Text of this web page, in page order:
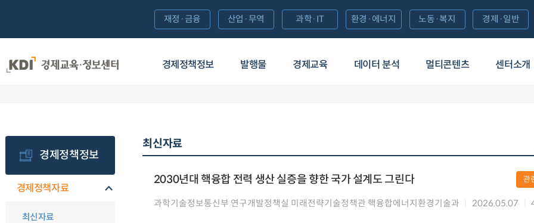
경제정책정보 발행물 경제교육 데이터 분석 멀티콘텐츠 센터소개
재정·금융 산업·무역 과학·IT 환경·에너지 노동·복지 경제·일반
경제정책정보
경제정책자료
최신자료
최신자료
2030년대 핵융합 전력 생산 실증을 향한 국가 설계도 그린다
과학기술정보통신부 연구개발정책실 미래전략기술정책관 핵융합에너지환경기술과 2026.05.07
관